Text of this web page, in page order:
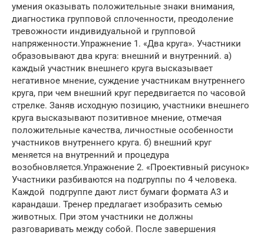
умения оказывать положительные знаки внимания,
диагностика групповой сплоченности, преодоление
тревожности индивидуальной и групповой
напряженности.Упражнение 1. «Два круга». Участники
образовывают два круга: внешний и внутренний. а)
каждый участник внешнего круга высказывает
негативное мнение, суждение участникам внутреннего
круга, при чем внешний круг передвигается по часовой
стрелке. Заняв исходную позицию, участники внешнего
круга высказывают позитивное мнение, отмечая
положительные качества, личностные особенности
участников внутреннего круга. б) внешний круг
меняется на внутренний и процедура
возобновляется.Упражнение 2. «Проективный рисунок»
Участники разбиваются на подгруппы по 4 человека.
Каждой подгруппе дают лист бумаги формата А3 и
карандаши. Тренер предлагает изобразить семью
животных. При этом участники не должны
разговаривать между собой. После завершения